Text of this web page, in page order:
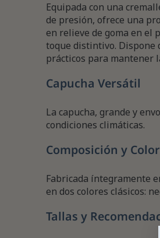
Equipada con una
de presión, ofrece una
en relieve de goma en el
toque distintivo. Dispone
prácticos para mantener
Capucha Versátil
La capucha, grande y
condiciones climáticas.
Composición y
Fabricada íntegramente
en dos colores clásicos:
Tallas y